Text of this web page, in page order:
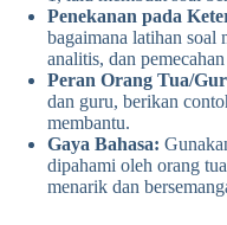
Penekanan pada
bagaimana latihan
analitis, dan
Peran Orang Tua/
dan guru, berikan
membantu.
Gaya Bahasa:
dipahami oleh orang
menarik dan